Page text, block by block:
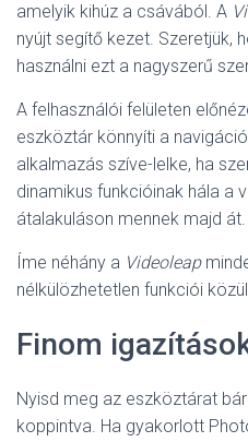
amelyik kihúz a csávából. A
nyújt segítő kezet. Szeretjük,
használni ezt a nagyszerű
A felhasználói felületen
eszköztár könnyíti a
alkalmazás szíve-lelke, ha
dinamikus funkcióinak hála a
átalakuláson mennek majd át.
Íme néhány a Videoleap
nélkülözhetetlen funkciói
Finom
Nyisd meg az eszköztárat
koppintva. Ha gyakorlott